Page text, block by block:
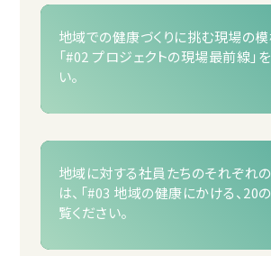
地域での健康づくりに挑む現場の
「#02 プロジェクトの現場最前線」
い。
地域に対する社員たちのそれぞれ
は、 「#03 地域の健康にかける、20
覧ください。